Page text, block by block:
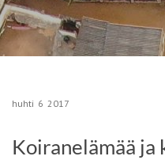
huhti 6 2017
Koiranelämää ja